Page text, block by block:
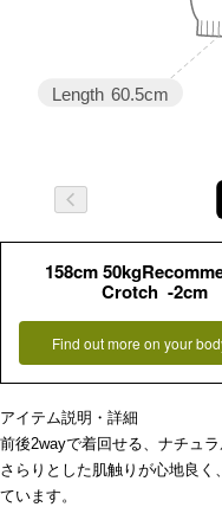
Length 60.5cm
158cm
Crotch -2cm
Find out more on your
アイテム説明・詳細
前後2wayで着回せる、ナチュ
さらりとした肌触りが心地良
ています。